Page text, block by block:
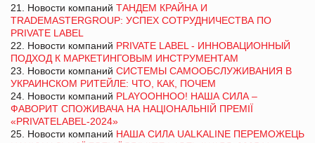
21. Новости компаний ТАНДЕМ КРАЙНА И
TRADEMASTERGROUP: УСПЕХ СОТРУДНИЧЕСТВА ПО
PRIVATE LABEL
22. Новости компаний PRIVATE LABEL - ИННОВАЦИОННЫЙ
ПОДХОД К МАРКЕТИНГОВЫМ ИНСТРУМЕНТАМ
23. Новости компаний СИСТЕМЫ САМООБСЛУЖИВАНИЯ В
УКРАИНСКОМ РИТЕЙЛЕ: ЧТО, КАК, ПОЧЕМ
24. Новости компаний PLAYOOHHOO! НАША СИЛА –
ФАВОРИТ СПОЖИВАЧА НА НАЦІОНАЛЬНІЙ ПРЕМІЇ
«PRIVATELABEL-2024»
25. Новости компаний НАША СИЛА UALKALINE ПЕРЕМОЖЕЦЬ